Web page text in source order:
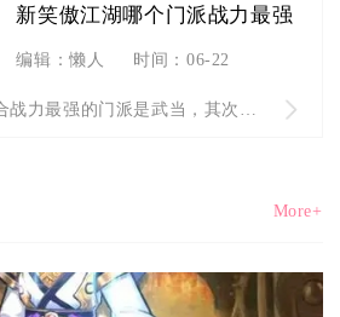
新笑傲江湖哪个门派战力最强
编辑：懒人 时间：06-22
More+